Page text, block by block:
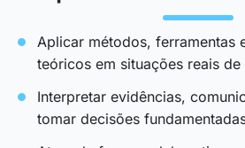
Aplicar métodos, ferramentas
teóricos em situações reais de
Interpretar evidências,
tomar decisões